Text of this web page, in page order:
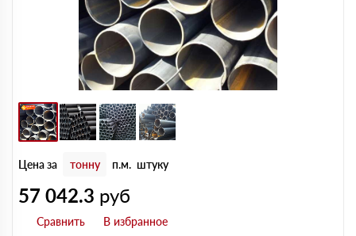
Цена за тонну п.м. штуку
57 042.3 руб